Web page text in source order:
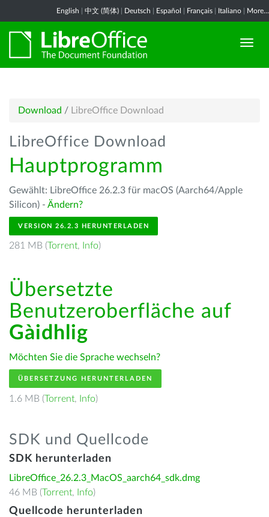
English 中文 (简体) Deutsch Español Français Italiano More...
Download / LibreOffice Download
LibreOffice Download
Hauptprogramm
Gewählt: LibreOffice 26.2.3 für macOS (Aarch64/Apple
Silicon) - Ändern?
VERSION 26.2.3 HERUNTERLADEN
281 MB (Torrent, Info)
Übersetzte
Benutzeroberfläche auf
Gàidhlig
Möchten Sie die Sprache wechseln?
ÜBERSETZUNG HERUNTERLADEN
1.6 MB (Torrent, Info)
SDK und Quellcode
SDK herunterladen
LibreOffice_26.2.3_MacOS_aarch64_sdk.dmg
46 MB (Torrent, Info)
Quellcode herunterladen